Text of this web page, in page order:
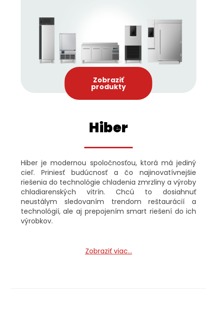
Zobraziť
produkty
Hiber
Hiber je modernou spoločnosťou, ktorá má jediný
cieľ. Priniesť budúcnosť a čo najinovatívnejšie
riešenia do technológie chladenia zmrzliny a výroby
chladiarenských vitrín. Chcú to dosiahnuť
neustálym sledovaním trendom reštaurácií a
technológií, ale aj prepojením smart riešení do ich
výrobkov.
životného prostredia a záchrane našej planéty.
Zobraziť viac...